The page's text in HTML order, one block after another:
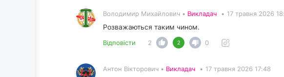
Володимир Михайлович • Викладач • 17 травня 2026
Розважаються таким чином.
Відповісти 2 2 0
Антон Вікторович • Викладач • 17 травня 2026 17:48